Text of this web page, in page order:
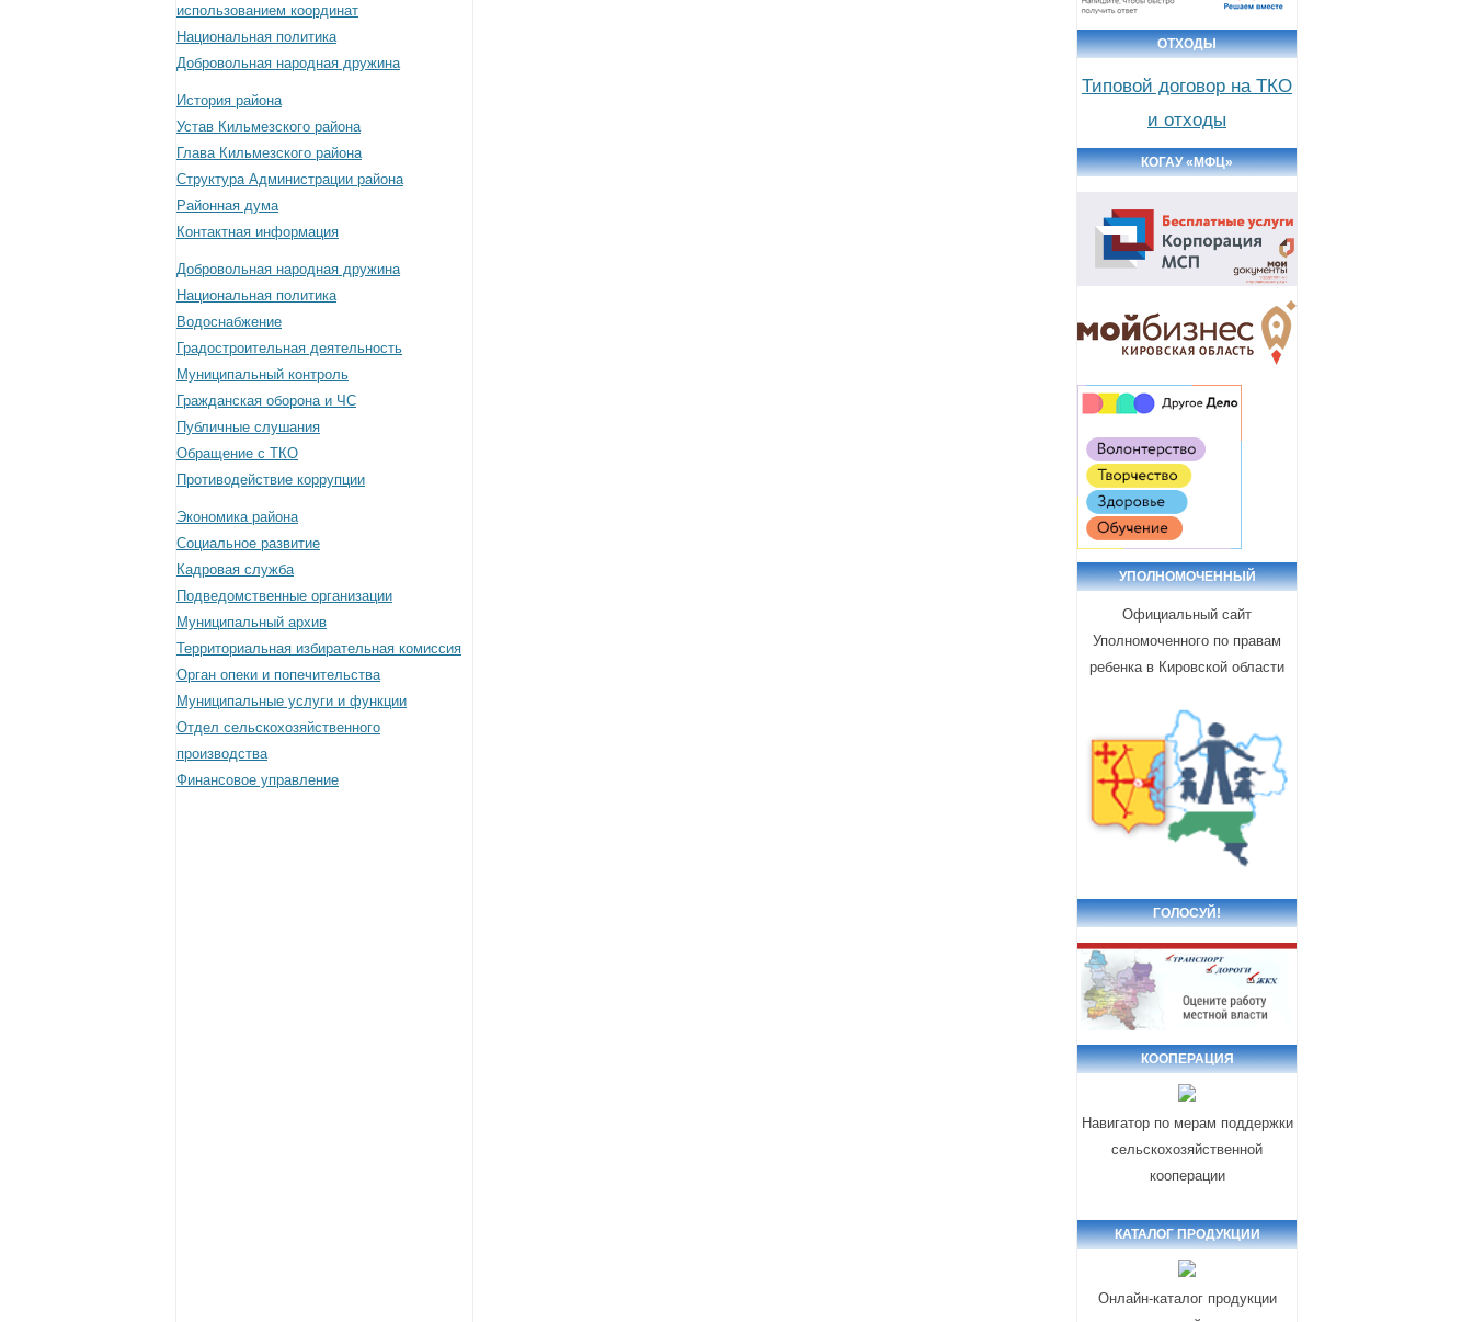
использованием координат
Национальная политика
Добровольная народная дружина
История района
Устав Кильмезского района
Глава Кильмезского района
Структура Администрации района
Районная дума
Контактная информация
Добровольная народная дружина
Национальная политика
Водоснабжение
Градостроительная деятельность
Муниципальный контроль
Гражданская оборона и ЧС
Публичные слушания
Обращение с ТКО
Противодействие коррупции
Экономика района
Социальное развитие
Кадровая служба
Подведомственные организации
Муниципальный архив
Территориальная избирательная комиссия
Орган опеки и попечительства
Муниципальные услуги и функции
Отдел сельскохозяйственного
производства
Финансовое управление
ОТХОДЫ
Типовой договор на ТКО
и отходы
КОГАУ «МФЦ»
УПОЛНОМОЧЕННЫЙ
Официальный сайт
Уполномоченного по правам
ребенка в Кировской области
ГОЛОСУЙ!
КООПЕРАЦИЯ
Навигатор по мерам поддержки
сельскохозяйственной
кооперации
КАТАЛОГ ПРОДУКЦИИ
Онлайн-каталог продукции